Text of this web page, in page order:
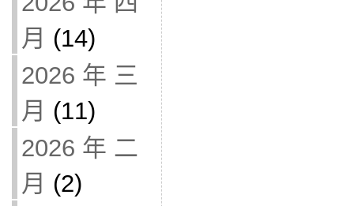
月 (14)
2026 年 三
月 (11)
2026 年 二
月 (2)